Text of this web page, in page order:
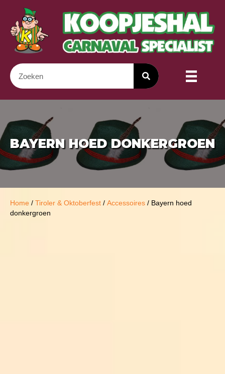
BAYERN HOED DONKERGROEN
Home / Tiroler & Oktoberfest / Accessoires / Bayern hoed
donkergroen